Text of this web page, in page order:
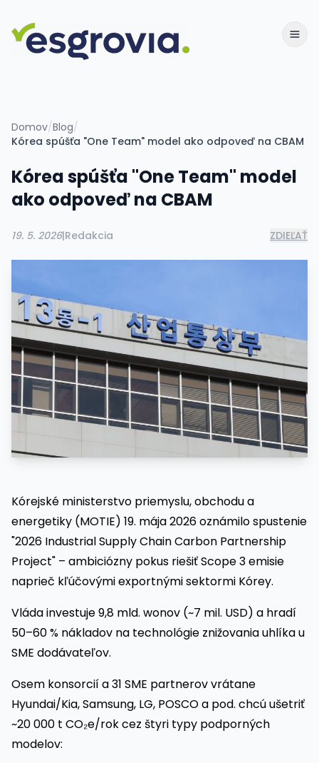
Domov/Blog/
Kórea spúšťa "One Team" model ako odpoveď na CBAM
Kórea spúšťa "One Team" model
ako odpoveď na CBAM
19. 5. 2026|Redakcia ZDIEĽAŤ
Kórejské ministerstvo priemyslu, obchodu a
energetiky (MOTIE) 19. mája 2026 oznámilo spustenie
"2026 Industrial Supply Chain Carbon Partnership
Project" – ambiciózny pokus riešiť Scope 3 emisie
naprieč kľúčovými exportnými sektormi Kórey.
Vláda investuje 9,8 mld. wonov (~7 mil. USD) a hradí
50–60 % nákladov na technológie znižovania uhlíka u
SME dodávateľov.
Osem konsorcií a 31 SME partnerov vrátane
Hyundai/Kia, Samsung, LG, POSCO a pod. chcú ušetriť
~20 000 t CO₂e/rok cez štyri typy podporných
modelov: